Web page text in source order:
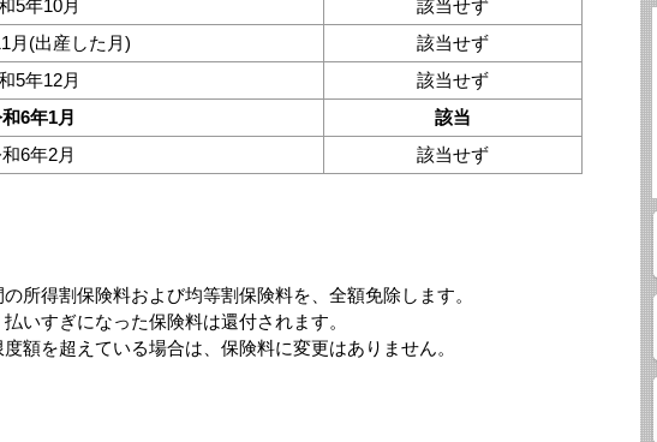
5年10月
該当せず
月(出産した月)
該当せず
5年12月
該当せず
6年1月
該当
6年2月
該当せず
所得割保険料および均等割保険料を、全額免除します。
いすぎになった保険料は還付されます。
額を超えている場合は、保険料に変更はありません。